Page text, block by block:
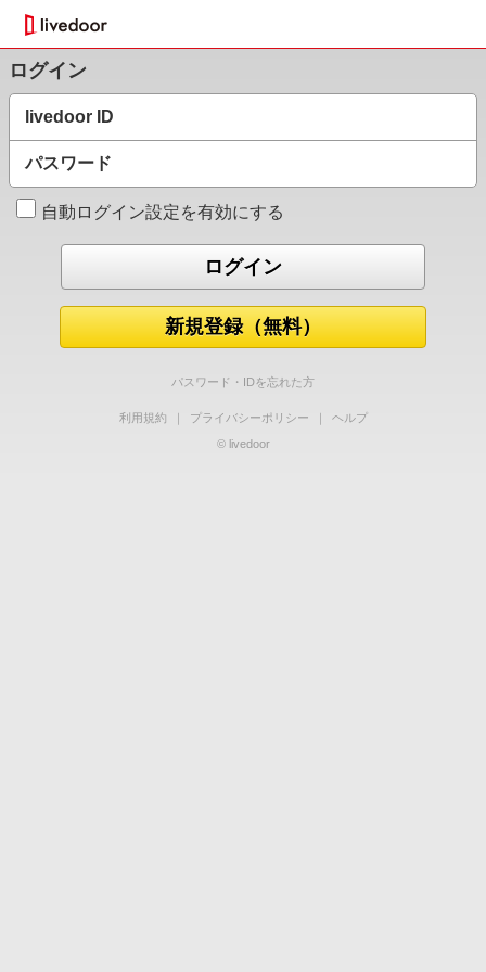
ログイン
livedoor ID
パスワード
自動ログイン設定を有効にする
新規登録（無料）
パスワード・IDを忘れた方
利用規約 ｜ プライバシーポリシー ｜
ヘルプ
© livedoor